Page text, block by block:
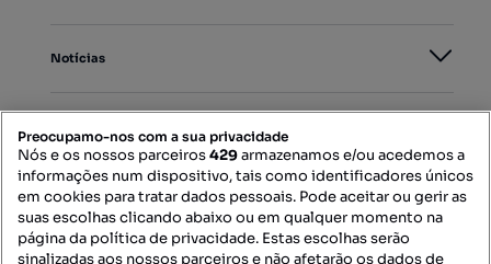
Notícias
Mapa do Site
Preocupamo-nos com a sua privacidade
Nós e os nossos parceiros429armazenamos e/ou acedemos a
informações num dispositivo, tais como identificadores únicos
em cookies para tratar dados pessoais. Pode aceitar ou gerir as
suas escolhas clicando abaixo ou em qualquer momento na
página da política de privacidade. Estas escolhas serão
sinalizadas aos nossos parceiros e não afetarão os dados de